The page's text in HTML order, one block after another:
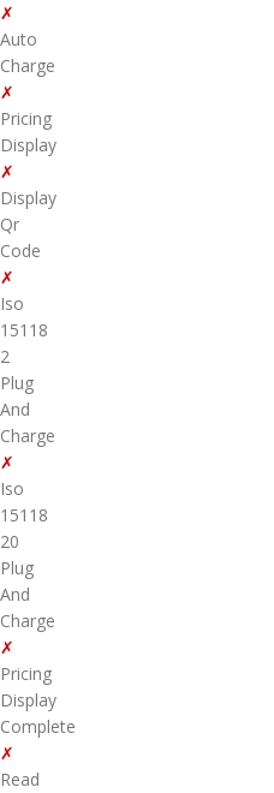
✗
Auto
Charge
✗
Pricing
Display
✗
Display
Qr
Code
✗
Iso
15118
2
Plug
And
Charge
✗
Iso
15118
20
Plug
And
Charge
✗
Pricing
Display
Complete
✗
Read